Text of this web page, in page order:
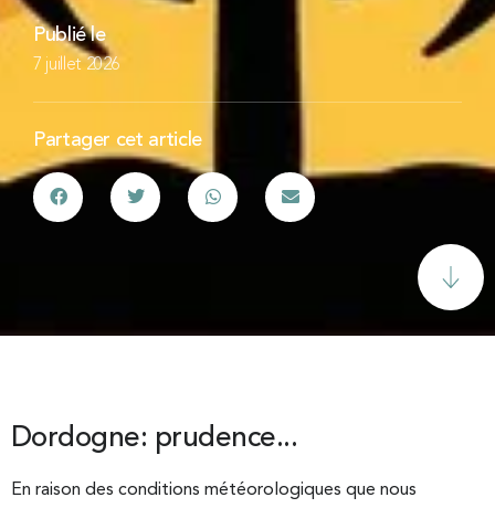
Publié le
7 juillet 2026
Partager cet article
Dordogne: prudence...
En raison des conditions météorologiques que nous